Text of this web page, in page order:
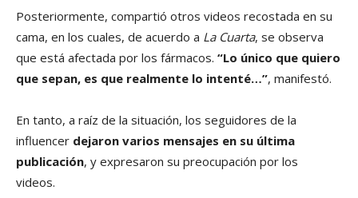
Posteriormente, compartió otros videos recostada en su
cama, en los cuales, de acuerdo a La Cuarta, se observa
que está afectada por los fármacos. “Lo único que quiero
que sepan, es que realmente lo intenté…”, manifestó.
En tanto, a raíz de la situación, los seguidores de la
influencer dejaron varios mensajes en su última
publicación, y expresaron su preocupación por los
videos.